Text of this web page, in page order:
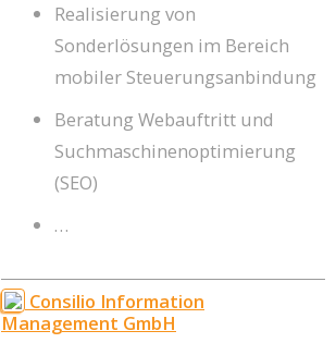
Realisierung von
Sonderlösungen im Bereich
mobiler Steuerungsanbindung
Beratung Webauftritt und
Suchmaschinenoptimierung
(SEO)
…
Consilio Information
Management GmbH